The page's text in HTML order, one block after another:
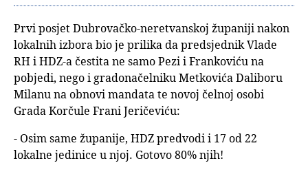
Prvi posjet Dubrovačko-neretvanskoj županiji nakon
lokalnih izbora bio je prilika da predsjednik Vlade
RH i HDZ-a čestita ne samo Pezi i Frankoviću na
pobjedi, nego i gradonačelniku Metkovića Daliboru
Milanu na obnovi mandata te novoj čelnoj osobi
Grada Korčule Frani Jeričeviću:
- Osim same županije, HDZ predvodi i 17 od 22
lokalne jedinice u njoj. Gotovo 80% njih!